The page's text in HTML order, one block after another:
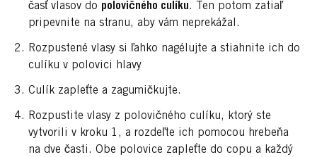
časť vlasov do polovičného culíku. Ten potom zatiaľ
pripevnite na stranu, aby vám neprekážal.
Rozpustené vlasy si ľahko nagélujte a stiahnite ich do
culíku v polovici hlavy
Culík zapleťte a zagumičkujte.
Rozpustite vlasy z polovičného culíku, ktorý ste
vytvorili v kroku 1, a rozdeľte ich pomocou hrebeňa
na dve časti. Obe polovice zapleťte do copu a každý